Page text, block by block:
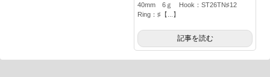
40mm 6ｇ Hook：ST26TN♯12
Ring：♯【...】
記事を読む